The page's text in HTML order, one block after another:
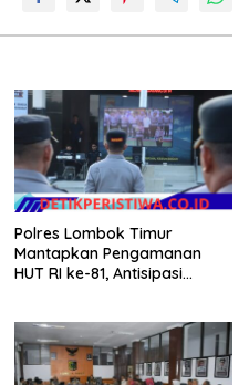
Polres Lombok Timur
Mantapkan Pengamanan
HUT RI ke-81, Antisipasi